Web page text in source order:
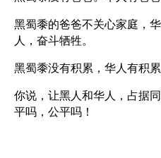
黑蜀黍的爸爸不关心家庭，
人，奋斗牺牲。
黑蜀黍没有积累，华人有积累
你说，让黑人和华人，占据
平吗，公平吗！